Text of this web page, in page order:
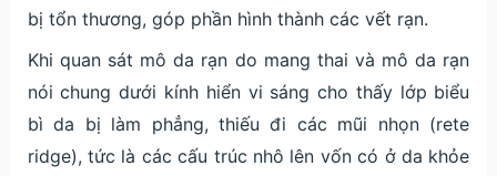
bị tổn thương, góp phần hình thành các vết rạn.
Khi quan sát mô da rạn do mang thai và mô da rạn
nói chung dưới kính hiển vi sáng cho thấy lớp biểu
bì da bị làm phẳng, thiếu đi các mũi nhọn (rete
ridge), tức là các cấu trúc nhô lên vốn có ở da khỏe